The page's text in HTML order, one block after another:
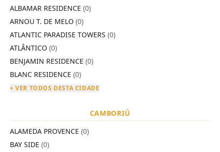
ALBAMAR RESIDENCE (0)
ARNOU T. DE MELO (0)
ATLANTIC PARADISE TOWERS (0)
ATLÂNTICO (0)
BENJAMIN RESIDENCE (0)
BLANC RESIDENCE (0)
+ VER TODOS DESTA CIDADE
CAMBORIÚ
ALAMEDA PROVENCE (0)
BAY SIDE (0)